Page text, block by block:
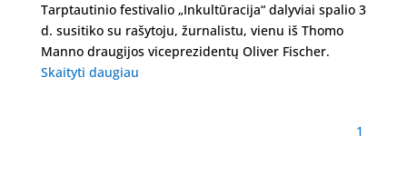
Tarptautinio festivalio „Inkultūracija“ dalyviai spalio 3
d. susitiko su rašytoju, žurnalistu, vienu iš Thomo
Manno draugijos viceprezidentų Oliver Fischer.
Skaityti daugiau
1